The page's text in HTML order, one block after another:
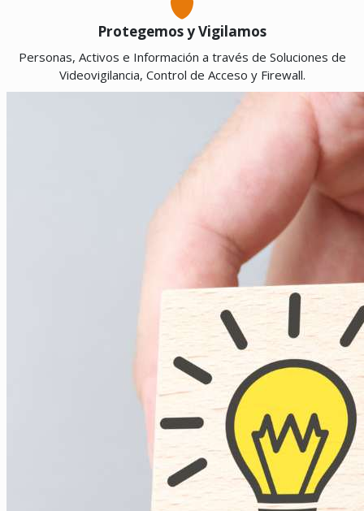
Protegemos y Vigilamos
Personas, Activos e Información a través de Soluciones de
Videovigilancia, Control de Acceso y Firewall.